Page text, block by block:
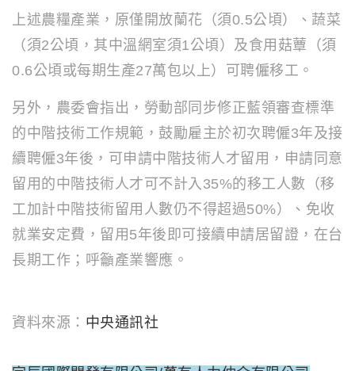
上述農糧產業，原僅開放蘭花（須0.5公頃）、蔬菜
（須2公頃，其中溫網室須1公頃）及食用菇蕈（須
0.6公頃或每期生產27萬包以上）可聘僱移工。
另外，農委會指出，勞動部同步修正藍領審查標準
的中階技術工作規範，鼓勵雇主於初次聘僱3年及接
續聘僱3年後，可申請中階技術人才留用，申請同意
留用的中階技術人才可不計入35%的移工人數（移
工加計中階技術留用人數仍不得超過50%）、免收
就業安定費，留用5年後即可接續申請居留證，在台
長期工作；呼籲產業響應。
資料來源： 中央通訊社